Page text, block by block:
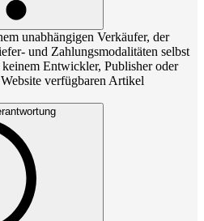
unabhängigen Verkäufer, der
und Zahlungsmodalitäten selbst
Entwickler, Publisher oder
verfügbaren Artikel